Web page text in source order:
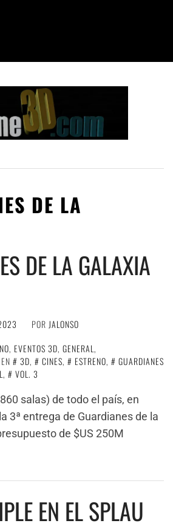
DE LA
DE LA GALAXIA
POR JALONSO
, EVENTOS 3D, GENERAL,
3D, CINES, ESTRENO,
GUARDIANES
,
VOL. 3
salas) de todo el país, en
3ª entrega de Guardianes de la
de $US 250M
EN EL SPLAU